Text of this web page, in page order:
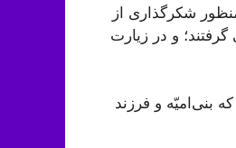
شکرگذاری از
و در زیارت
بنی‌امیّه و فرزند